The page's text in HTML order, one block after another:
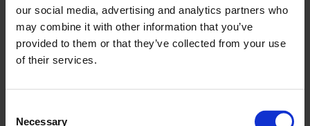
our social media, advertising and analytics partners who
may combine it with other information that you’ve
provided to them or that they’ve collected from your use
of their services.
Necessary
Ajoutez des questionnaires et des enquêtes
personnalisés après la réalisation de chaque tâche. Vos
clients peuvent les remplir pour vous informer de la
qualité du service et d’autres indicateurs de